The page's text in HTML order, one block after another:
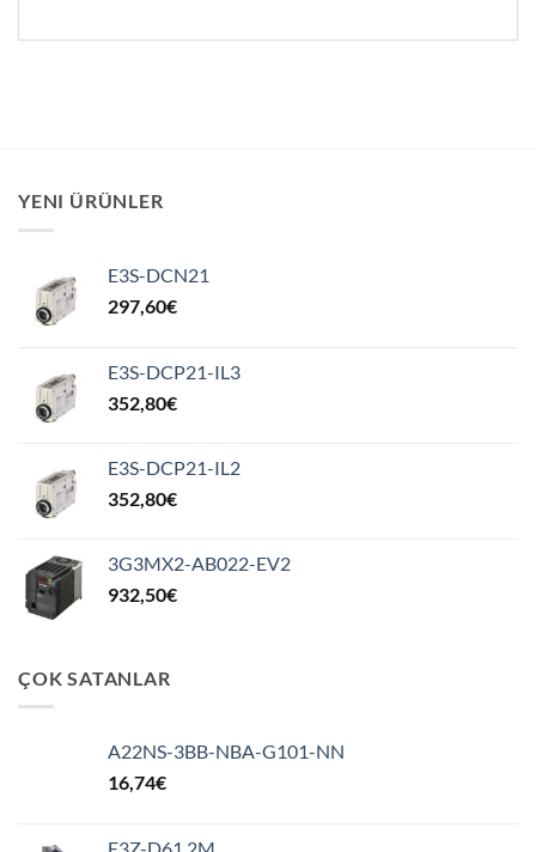
YENI ÜRÜNLER
E3S-DCN21
297,60€
E3S-DCP21-IL3
352,80€
E3S-DCP21-IL2
352,80€
3G3MX2-AB022-EV2
932,50€
ÇOK SATANLAR
A22NS-3BB-NBA-G101-NN
16,74€